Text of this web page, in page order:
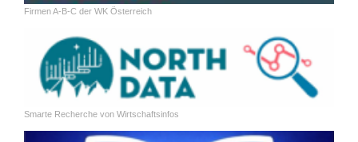
Firmen A-B-C der WK Österreich
Smarte Recherche von Wirtschaftsinfos